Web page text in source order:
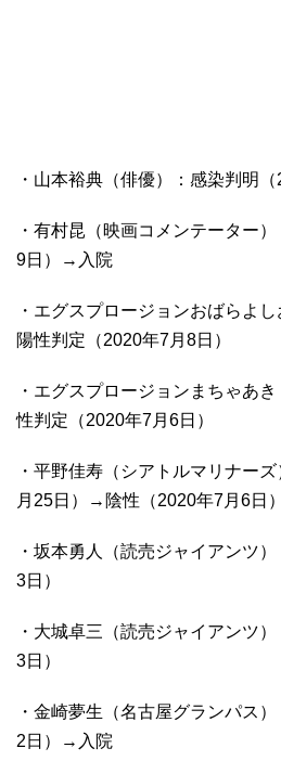
・山本裕典（俳優）：感染判明
・有村昆（映画コメンテーター
9日）→入院
・エグスプロージョンおばらよ
陽性判定（2020年7月8日）
・エグスプロージョンまちゃあ
性判定（2020年7月6日）
・平野佳寿（シアトルマリナー
月25日）→陰性（2020年7月6日）
・坂本勇人（読売ジャイアンツ
3日）
・大城卓三（読売ジャイアンツ
3日）
・金崎夢生（名古屋グランパス
2日）→入院